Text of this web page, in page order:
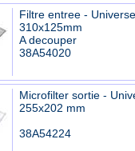
Filtre entree -
310x125mm
A decouper
38A54020
Microfilter sortie -
255x202 mm
38A54224